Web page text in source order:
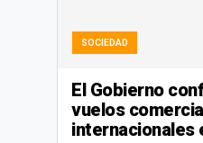
SOCIEDAD
El Gobierno
vuelos
internacionales